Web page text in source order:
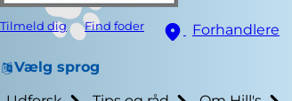
Tilmeld dig Find foder Forhandlere
Vælg sprog